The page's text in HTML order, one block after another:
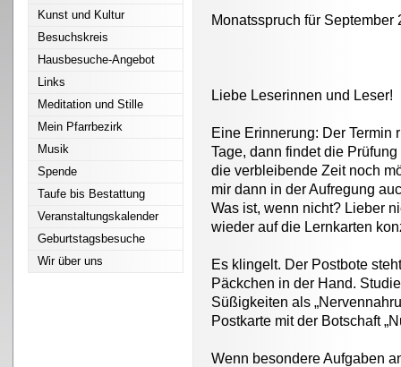
Kunst und Kultur
Besuchskreis
Hausbesuche-Angebot
Links
Meditation und Stille
Mein Pfarrbezirk
Musik
Spende
Taufe bis Bestattung
Veranstaltungskalender
Geburtstagsbesuche
Wir über uns
Monatsspruch für
Liebe Leserinnen und Leser!
Eine Erinnerung: Der Termin
Tage, dann findet die
die verbleibende Zeit noch
mir dann in der Aufregung
Was ist, wenn nicht? Lieber
wieder auf die Lernkarten
Es klingelt. Der Postbote
Päckchen in der Hand.
Süßigkeiten als
Postkarte mit der Botschaft
Wenn besondere Aufgaben